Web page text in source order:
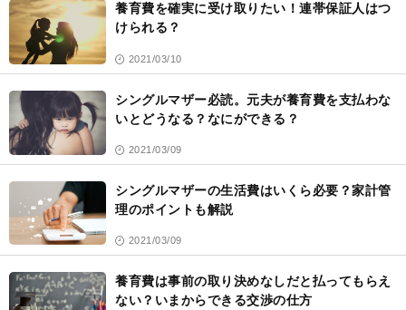
養育費を確実に受け取りたい！連帯保証人はつ
けられる？
2021/03/10
シングルマザー必読。元夫が養育費を支払わな
いとどうなる？なにができる？
2021/03/09
シングルマザーの生活費はいくら必要？家計管
理のポイントも解説
2021/03/09
養育費は事前の取り決めなしだと払ってもらえ
ない？いまからできる交渉の仕方